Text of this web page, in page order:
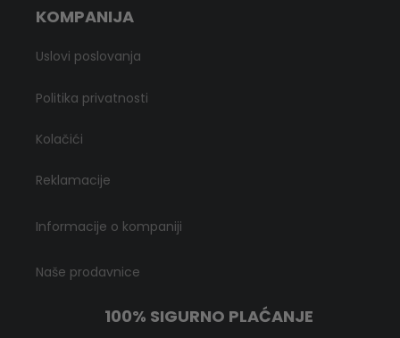
KOMPANIJA
Uslovi poslovanja
Politika privatnosti
Kolačići
Reklamacije
Informacije o kompaniji
Naše prodavnice
100% SIGURNO PLAĆANJE